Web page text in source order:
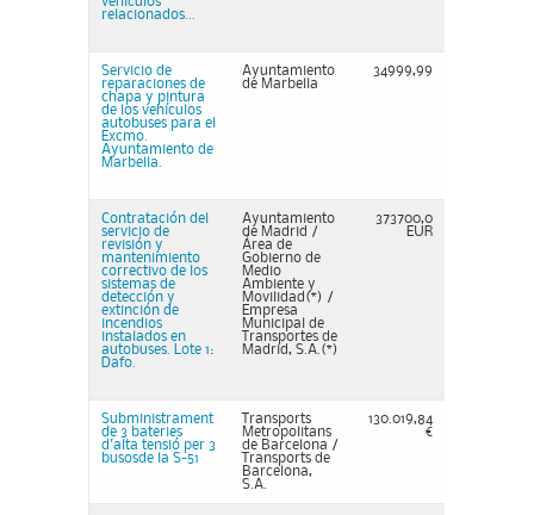
relacionados...
Servicio de
reparaciones de
chapa y pintura
de los vehículos
autobuses para el
Excmo.
Ayuntamiento de
Marbella.
Ayuntamiento
de Marbella
34999,99
Contratación del
servicio de
revisión y
mantenimiento
correctivo de los
sistemas de
detección y
extinción de
incendios
instalados en
autobuses. Lote 1:
Dafo.
Ayuntamiento
de Madrid /
Área de
Gobierno de
Medio
Ambiente y
Movilidad(*) /
Empresa
Municipal de
Transportes de
Madrid, S.A.(*)
373700,0
EUR
Subministrament
de 3 bateries
d'alta tensió per 3
busosde la S-51
Transports
Metropolitans
de Barcelona /
Transports de
Barcelona,
S.A.
130.019,84
€